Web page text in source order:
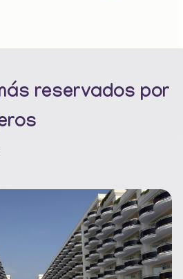
reservados por